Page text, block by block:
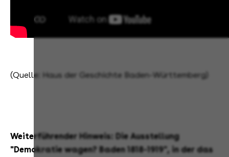
(Quelle: Haus der Geschichte Baden-Württemberg)
Weiterführender Hinweis: Die Ausstellung
"Demokratie wagen? Baden 1818-1919", in der das